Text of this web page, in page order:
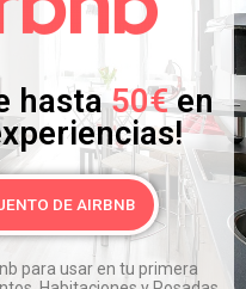
hasta50€en
DE AIRBNB
para usar en tu primera